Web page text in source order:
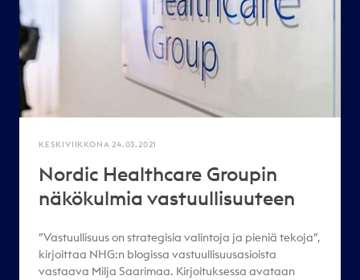
KESKIVIIKKONA 24.03.2021
Nordic Healthcare Groupin
näkökulmia vastuullisuuteen
”Vastuullisuus on strategisia valintoja ja pieniä tekoja”,
kirjoittaa NHG:n blogissa vastuullisuusasioista
vastaava Milja Saarimaa. Kirjoituksessa avataan